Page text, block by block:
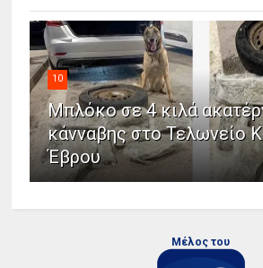
10
Μπλόκο σε 4 κιλά
κάνναβης στο Τελωνείο
Έβρου
Μέλος του